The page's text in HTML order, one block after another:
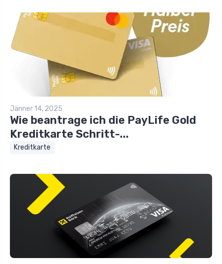
Jänner 14, 2025
Wie beantrage ich die PayLife Gold
Kreditkarte Schritt-...
Kreditkarte